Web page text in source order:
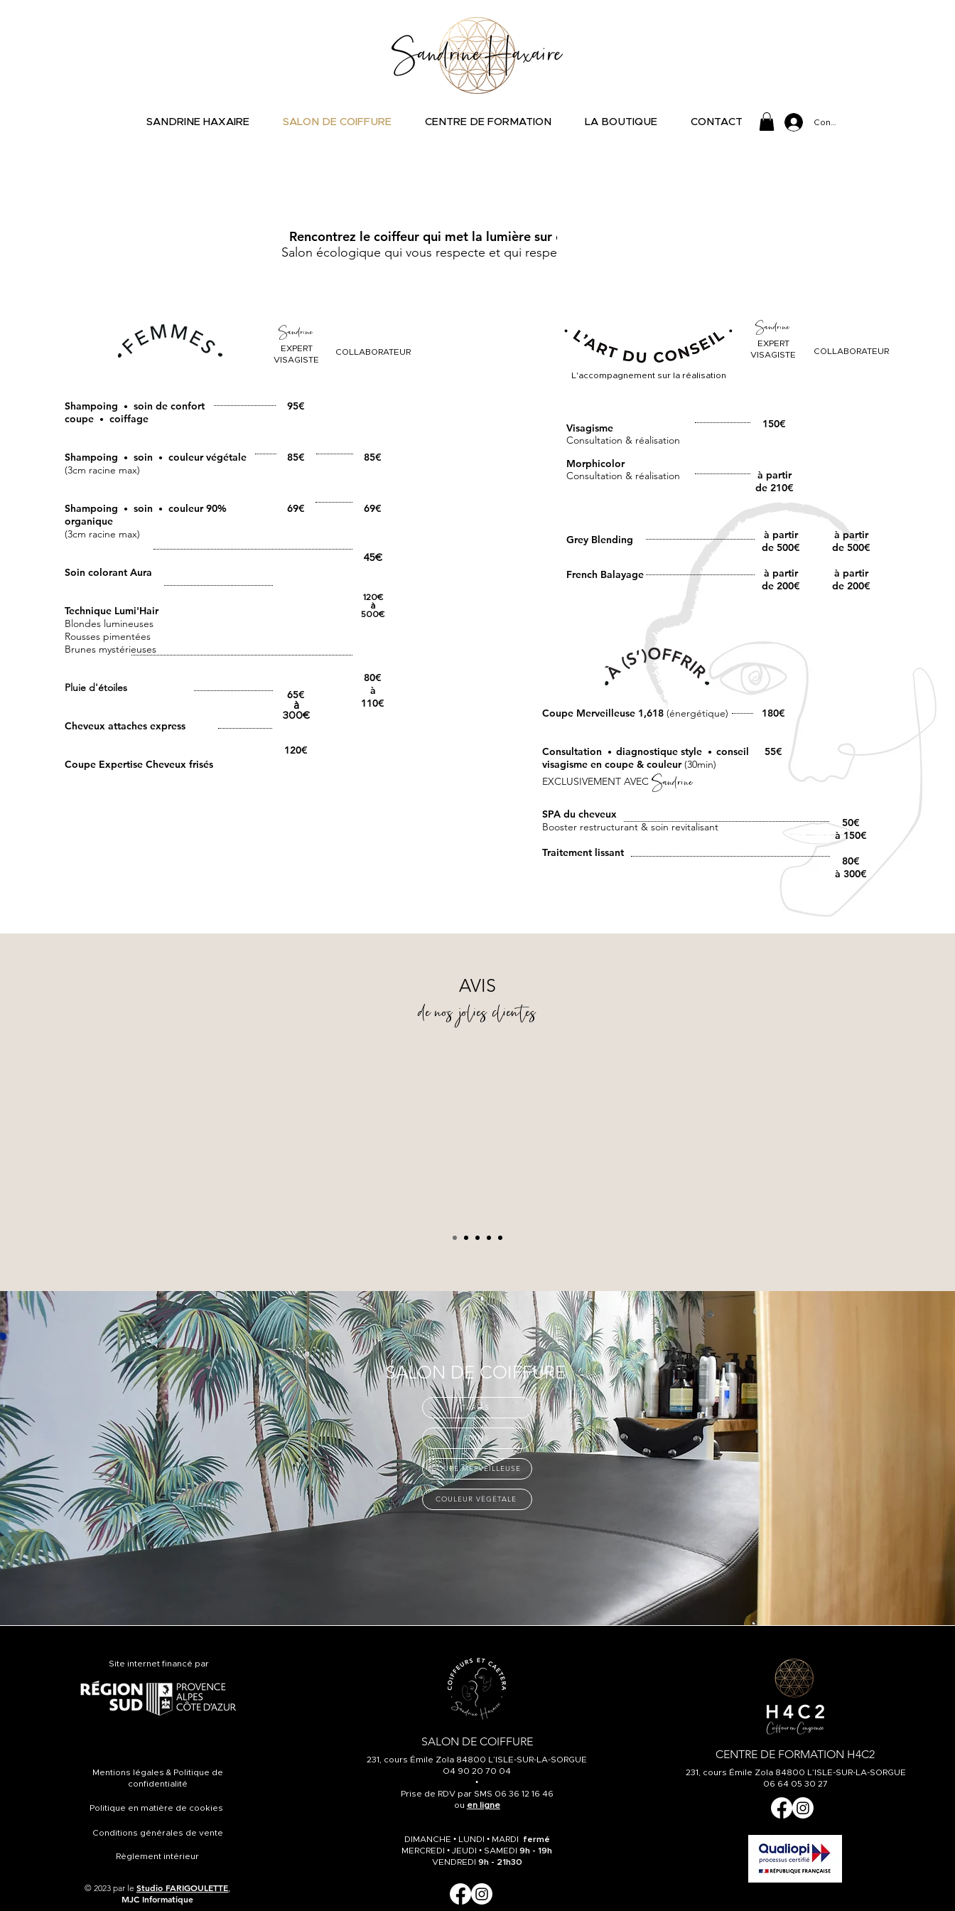
SANDRINE HAXAIRE SALON DE COIFFURE CENTRE DE FORMATION LA BOUTIQUE CONTACT Connexion
Rencontrez le coiffeur qui met la lumière sur ce que
Salon écologique qui vous respecte et qui respecte l’environnement.
Sandrine
EXPERT
VISAGISTE
COLLABORATEUR
Shampoing • soin de confort
coupe • coiffage
Shampoing • soin • couleur végétale
(3cm racine max)
Shampoing • soin • couleur 90%
organique
(3cm racine max)
Soin colorant Aura
Technique Lumi'Hair
Blondes lumineuses
Rousses pimentées
Brunes mystérieuses
Pluie d'étoiles
Cheveux attaches express
Coupe Expertise Cheveux frisés
95€
85€
69€
65€
à
300€
120€​
85€
69€
45€
120€
à
500€​
80€
à
110€
L'accompagnement sur la réalisation
Sandrine
EXPERT
VISAGISTE
Visagisme
Consultation & réalisation
Morphicolor
Consultation & réalisation
150€
à partir
de 210€
COLLABORATEUR
Grey Blending
French Balayage
à partir
de 500€
à partir
de 200€
à partir
de 500€
à partir
de 200€
Coupe Merveilleuse 1,618 (énergétique)
Consultation • diagnostique style • conseil
visagisme en coupe & couleur(30min)
EXCLUSIVEMENT AVEC Sandrine
SPA du cheveux
Booster restructurant & soin revitalisant
Traitement lissant
180€
55€
50€
à 150€
80€
à 300€
AVIS
de nos jolies clientes
SALON DE COIFFURE
TARIFS
SOINS
COUPE MERVEILLEUSE
COULEUR VÉGÉTALE
Site internet financé par
Mentions légales & Politique de
confidentialité
Politique en matière de cookies
Conditions générales de vente
Règlement intérieur
© 2023 par leStudio FARIGOULETTE,
MJC Informatique
SALON DE COIFFURE
231, cours Émile Zola 84800 L’ISLE-SUR-LA-SORGUE
O4 90 20 70 04
•
Prise de RDV par SMS 06 36 12 16 46
ou en ligne
DIMANCHE • LUNDI • MARDI
fermé
MERCREDI • JEUDI • SAMEDI9h - 19h
VENDREDI 9h - 21h30
CENTRE DE FORMATION H4C2
231, cours Émile Zola 84800 L’ISLE-SUR-LA-SORGUE
06 64 05 30 27